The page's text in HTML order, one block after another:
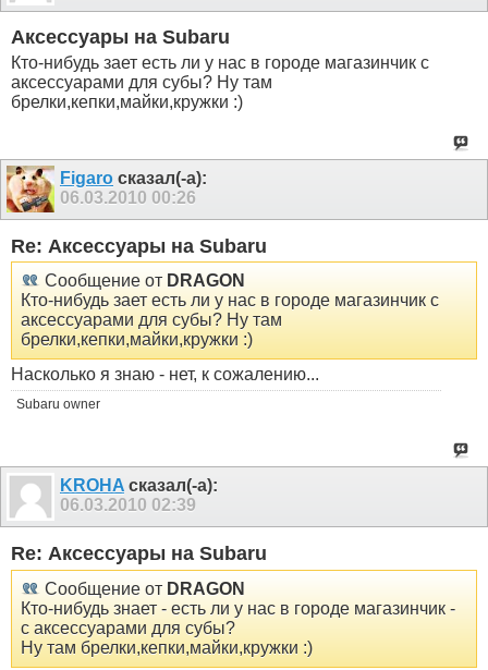
Аксессуары на Subaru
Кто-нибудь зает есть ли у нас в городе магазинчик с
аксессуарами для субы? Ну там
брелки,кепки,майки,кружки :)
Figaro сказал(-а):
06.03.2010 00:26
Re: Аксессуары на Subaru
Сообщение от DRAGON
Кто-нибудь зает есть ли у нас в городе магазинчик с
аксессуарами для субы? Ну там
брелки,кепки,майки,кружки :)
Насколько я знаю - нет, к сожалению...
Subaru owner
KROHA сказал(-а):
06.03.2010 02:39
Re: Аксессуары на Subaru
Сообщение от DRAGON
Кто-нибудь знает - есть ли у нас в городе магазинчик -
с аксессуарами для субы?
Ну там брелки,кепки,майки,кружки :)